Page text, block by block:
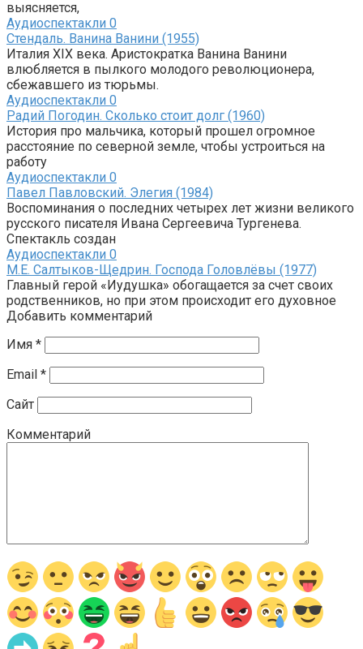
выясняется,
Аудиоспектакли 0
Стендаль. Ванина Ванини (1955)
Италия XIX века. Аристократка Ванина Ванини
влюбляется в пылкого молодого революционера,
сбежавшего из тюрьмы.
Аудиоспектакли 0
Радий Погодин. Сколько стоит долг (1960)
История про мальчика, который прошел огромное
расстояние по северной земле, чтобы устроиться на
работу
Аудиоспектакли 0
Павел Павловский. Элегия (1984)
Воспоминания о последних четырех лет жизни великого
русского писателя Ивана Сергеевича Тургенева.
Спектакль создан
Аудиоспектакли 0
М.Е. Салтыков-Щедрин. Господа Головлёвы (1977)
Главный герой «Иудушка» обогащается за счет своих
родственников, но при этом происходит его духовное
Добавить комментарий
Имя *
Email *
Сайт
Комментарий